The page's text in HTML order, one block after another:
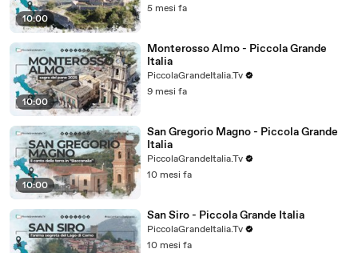
10:00
5 mesi fa
10:00
Monterosso Almo - Piccola Grande
Italia
PiccolaGrandeItalia.Tv
9 mesi fa
10:00
San Gregorio Magno - Piccola Grande
Italia
PiccolaGrandeItalia.Tv
10 mesi fa
San Siro - Piccola Grande Italia
PiccolaGrandeItalia.Tv
10 mesi fa